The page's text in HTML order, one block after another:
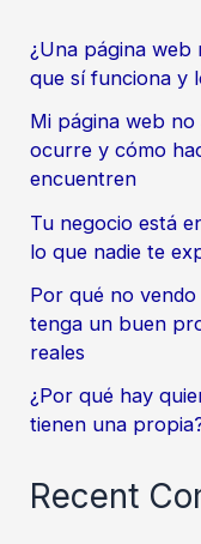
¿Una página web
que sí funciona y
Mi página web
ocurre y cómo
encuentren
Tu negocio está
lo que nadie te
Por qué no
tenga un buen
reales
¿Por qué hay
tienen una
Recent